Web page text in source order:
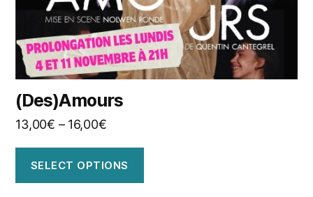
(Des)Amours
13,00€ – 16,00€
SELECT OPTIONS